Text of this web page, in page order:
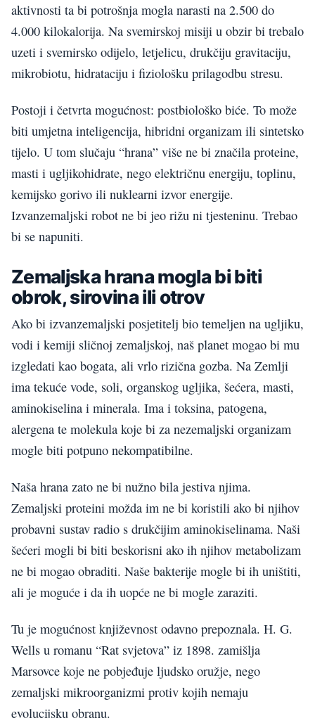
aktivnosti ta bi potrošnja mogla narasti na 2.500 do
4.000 kilokalorija. Na svemirskoj misiji u obzir bi trebalo
uzeti i svemirsko odijelo, letjelicu, drukčiju gravitaciju,
mikrobiotu, hidrataciju i fiziološku prilagodbu stresu.
Postoji i četvrta mogućnost: postbiološko biće. To može
biti umjetna inteligencija, hibridni organizam ili sintetsko
tijelo. U tom slučaju “hrana” više ne bi značila proteine,
masti i ugljikohidrate, nego električnu energiju, toplinu,
kemijsko gorivo ili nuklearni izvor energije.
Izvanzemaljski robot ne bi jeo rižu ni tjesteninu. Trebao
bi se napuniti.
Zemaljska hrana mogla bi biti
obrok, sirovina ili otrov
Ako bi izvanzemaljski posjetitelj bio temeljen na ugljiku,
vodi i kemiji sličnoj zemaljskoj, naš planet mogao bi mu
izgledati kao bogata, ali vrlo rizična gozba. Na Zemlji
ima tekuće vode, soli, organskog ugljika, šećera, masti,
aminokiselina i minerala. Ima i toksina, patogena,
alergena te molekula koje bi za nezemaljski organizam
mogle biti potpuno nekompatibilne.
Naša hrana zato ne bi nužno bila jestiva njima.
Zemaljski proteini možda im ne bi koristili ako bi njihov
probavni sustav radio s drukčijim aminokiselinama. Naši
šećeri mogli bi biti beskorisni ako ih njihov metabolizam
ne bi mogao obraditi. Naše bakterije mogle bi ih uništiti,
ali je moguće i da ih uopće ne bi mogle zaraziti.
Tu je mogućnost književnost odavno prepoznala. H. G.
Wells u romanu “Rat svjetova” iz 1898. zamišlja
Marsovce koje ne pobjeđuje ljudsko oružje, nego
zemaljski mikroorganizmi protiv kojih nemaju
evolucijsku obranu.